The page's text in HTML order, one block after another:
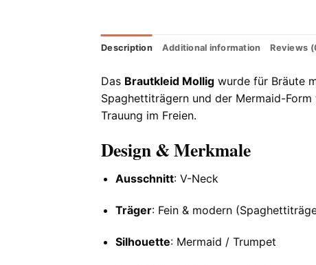
Description Additional information Reviews
Das Brautkleid Mollig wurde für Bräute
Spaghettiträgern und der Mermaid-
Trauung im Freien.
Design & Merkmale
Ausschnitt: V-Neck
Träger: Fein & modern
Silhouette: Mermaid / Trumpet